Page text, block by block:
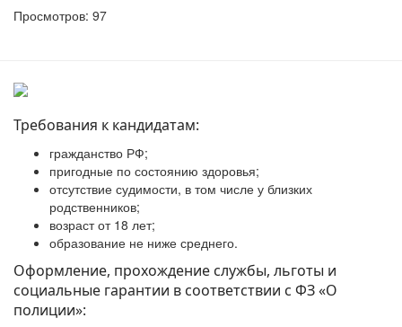
Просмотров: 97
Требования к кандидатам:
гражданство РФ;
пригодные по состоянию здоровья;
отсутствие судимости, в том числе у близких
родственников;
возраст от 18 лет;
образование не ниже среднего.
Оформление, прохождение службы, льготы и
социальные гарантии в соответствии с ФЗ «О
полиции»: